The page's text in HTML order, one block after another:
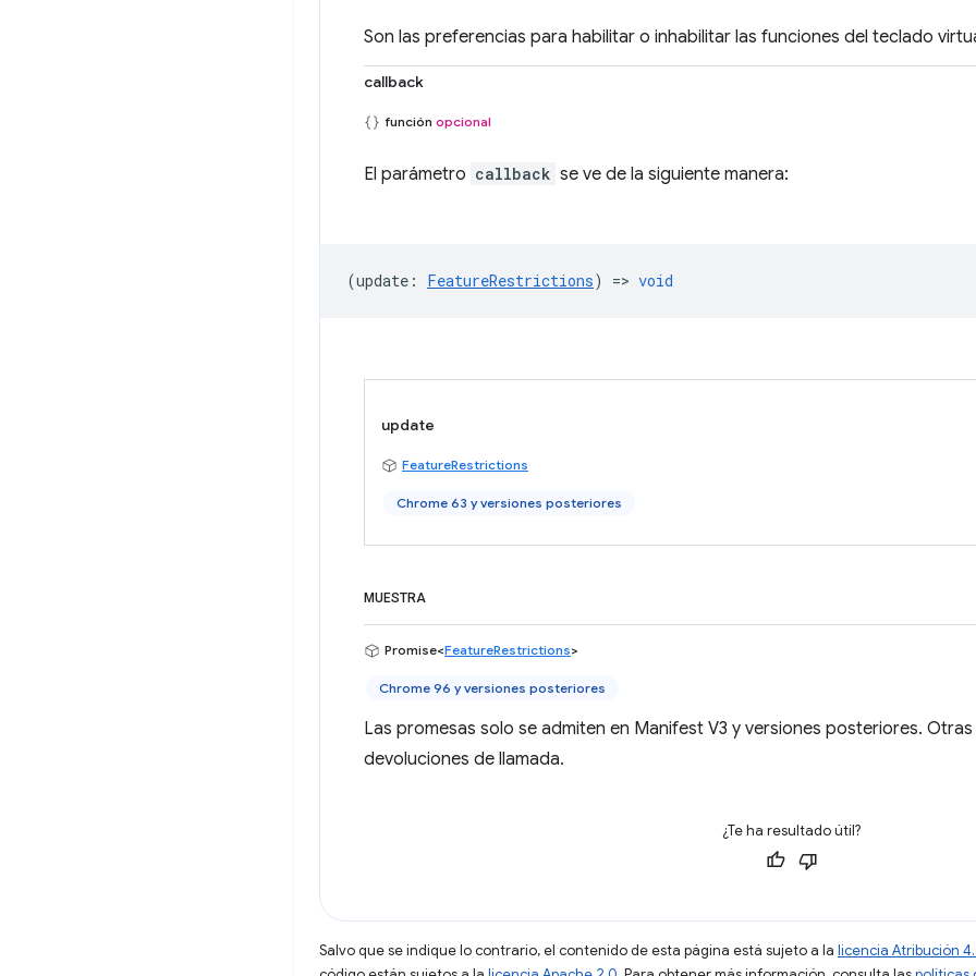
Son las preferencias para habilitar o inhabilitar las funciones del teclado
callback
función opcional
El parámetro callback se ve de la siguiente manera:
(update : FeatureRestrictions) => void
update
FeatureRestrictions
Chrome 63 y versiones posteriores
MUESTRA
Promise<FeatureRestrictions>
Chrome 96 y versiones posteriores
Las promesas solo se admiten en Manifest V3 y versiones posteriores.
devoluciones de llamada.
¿Te ha resultado útil?
Salvo que se indique lo contrario, el contenido de esta página está sujeto a la licencia Atribución